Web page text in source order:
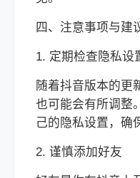
四、注意事项与建
1. 定期检查隐私设
随着抖音版本的更
也可能会有所调整
己的隐私设置，确
2. 谨慎添加好友